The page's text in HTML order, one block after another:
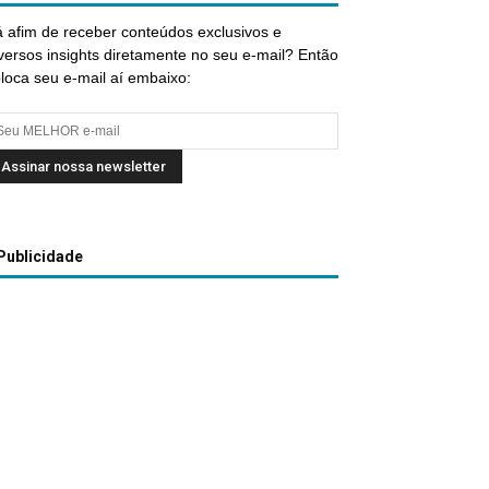
afim de receber conteúdos exclusivos e
insights diretamente no seu e-mail? Então
seu e-mail aí embaixo:
Publicidade